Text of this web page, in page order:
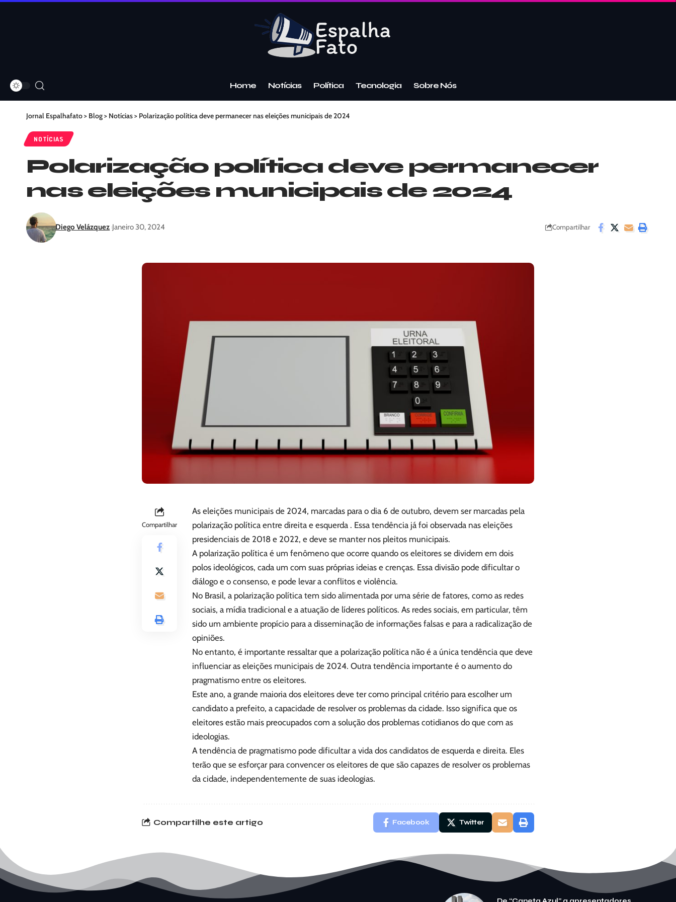
Home Notícias Política Tecnologia Sobre Nós
Jornal Espalhafato> Blog> Notícias> Polarização política deve permanecer nas eleições municipais de 2024
NOTÍCIAS
Polarização política deve permanecer
nas eleições municipais de 2024
Diego Velázquez Janeiro 30, 2024 Compartilhar
Compartilhar
As eleições municipais de 2024, marcadas para o dia 6 de outubro, devem ser marcadas pela
polarização política entre direita e esquerda . Essa tendência já foi observada nas eleições
presidenciais de 2018 e 2022, e deve se manter nos pleitos municipais.
A polarização política é um fenômeno que ocorre quando os eleitores se dividem em dois
polos ideológicos, cada um com suas próprias ideias e crenças. Essa divisão pode dificultar o
diálogo e o consenso, e pode levar a conflitos e violência.
No Brasil, a polarização política tem sido alimentada por uma série de fatores, como as redes
sociais, a mídia tradicional e a atuação de líderes políticos. As redes sociais, em particular, têm
sido um ambiente propício para a disseminação de informações falsas e para a radicalização de
opiniões.
No entanto, é importante ressaltar que a polarização política não é a única tendência que deve
influenciar as eleições municipais de 2024. Outra tendência importante é o aumento do
pragmatismo entre os eleitores.
Este ano, a grande maioria dos eleitores deve ter como principal critério para escolher um
candidato a prefeito, a capacidade de resolver os problemas da cidade. Isso significa que os
eleitores estão mais preocupados com a solução dos problemas cotidianos do que com as
ideologias.
A tendência de pragmatismo pode dificultar a vida dos candidatos de esquerda e direita. Eles
terão que se esforçar para convencer os eleitores de que são capazes de resolver os problemas
da cidade, independentemente de suas ideologias.
Compartilhe este artigo Facebook Twitter